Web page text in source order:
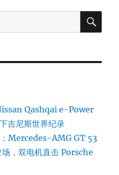
Qashqai e-Power
吉尼斯世界纪录
Mercedes-AMG GT 53
，双电机直击 Porsche